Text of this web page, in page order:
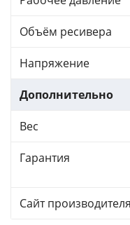
Объём ресивера
Напряжение
Дополнительно
Вес
Гарантия
Сайт производителя